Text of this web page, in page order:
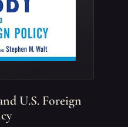
U.S. Foreign